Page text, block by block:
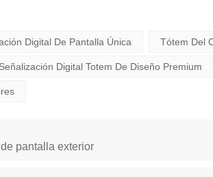
Digital De Pantalla Única Tótem Del
Señalización Digital Totem De Diseño Premium
pantalla exterior